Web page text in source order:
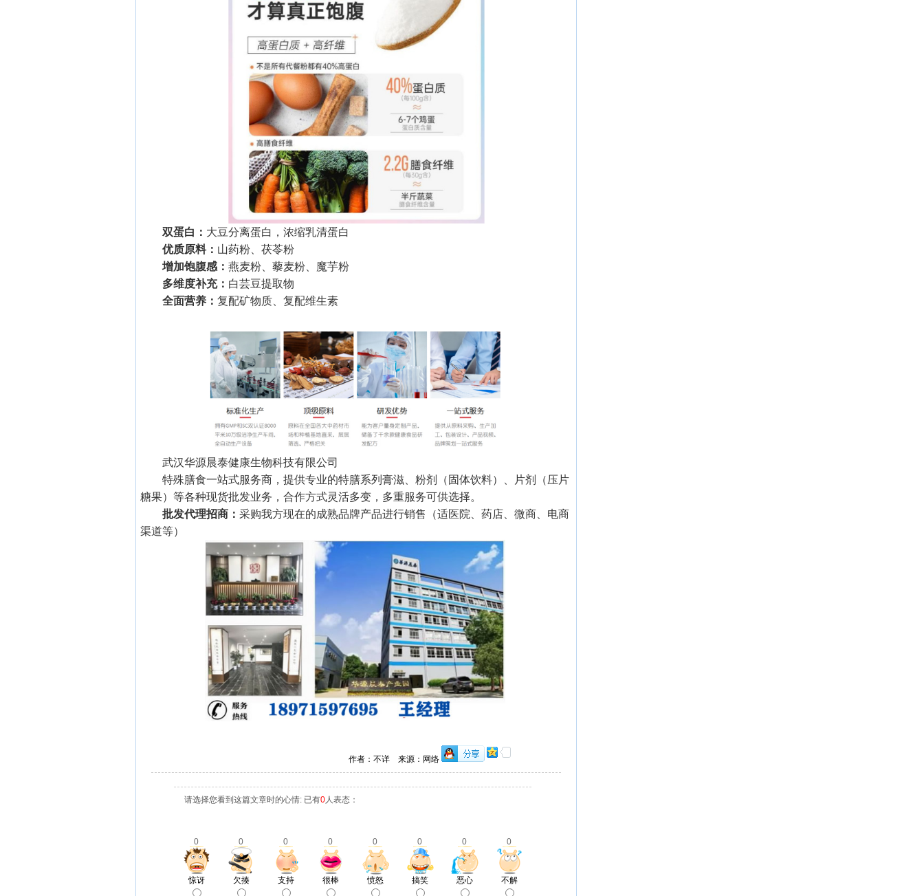
双蛋白： 大豆分离蛋白，浓缩乳清蛋白
优质原料： 山药粉、茯苓粉
增加饱腹感： 燕麦粉、藜麦粉、魔芋粉
多维度补充： 白芸豆提取物
全面营养： 复配矿物质、复配维生素
武汉华源晨泰健康生物科技有限公司
特殊膳食一站式服务商，提供专业的特膳系列膏滋、粉剂（固体饮料）、片剂（压片
糖果）等各种现货批发业务，合作方式灵活多变，多重服务可供选择。
批发代理招商： 采购我方现在的成熟品牌产品进行销售（适医院、药店、微商、电商
渠道等）
作者：不详 来源：网络
请选择您看到这篇文章时的心情: 已有0人表态：
0 0 0 0 0 0 0 0
惊讶 欠揍 支持 很棒 愤怒 搞笑 恶心 不解